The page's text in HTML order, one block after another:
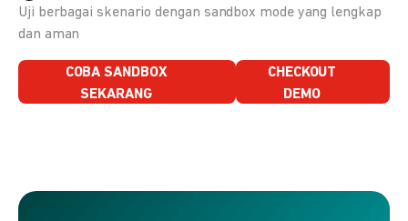
Uji berbagai skenario dengan sandbox mode yang lengkap
dan aman
COBA SANDBOX
SEKARANG
CHECKOUT
DEMO